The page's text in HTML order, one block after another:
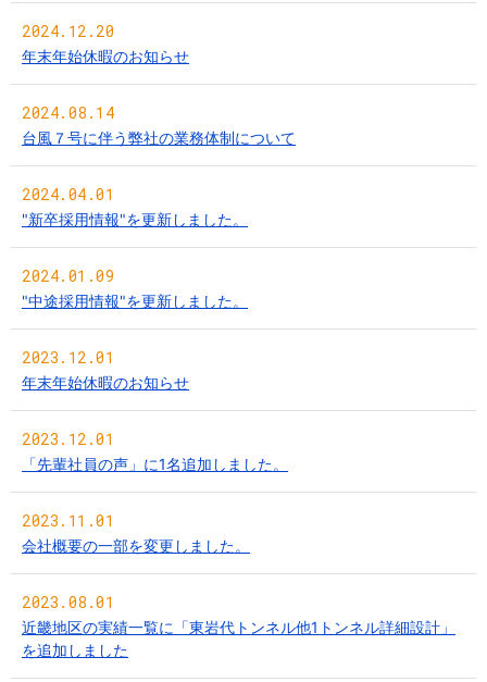
2024.12.20
年末年始休暇のお知らせ
2024.08.14
台風７号に伴う弊社の業務体制について
2024.04.01
"新卒採用情報"を更新しました。
2024.01.09
"中途採用情報"を更新しました。
2023.12.01
年末年始休暇のお知らせ
2023.12.01
「先輩社員の声」に1名追加しました。
2023.11.01
会社概要の一部を変更しました。
2023.08.01
近畿地区の実績一覧に「東岩代トンネル他1トンネル詳細設計」
を追加しました